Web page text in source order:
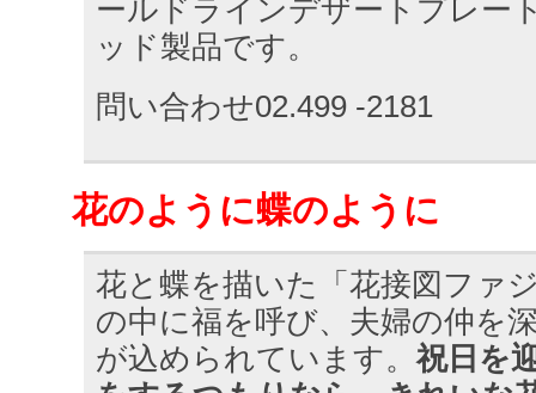
ールドラインデザートプレー
ッド製品です。
問い合わせ02.499 -2181
花のように蝶のように
花と蝶を描いた「花接図ファ
の中に福を呼び、夫婦の仲を
が込められています。祝日を